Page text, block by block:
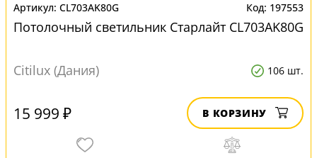
CL703AK80G 197553
Потолочный светильник Старлайт CL703AK80G
Citilux (Дания) 106 шт.
15 999 ₽ В КОРЗИНУ